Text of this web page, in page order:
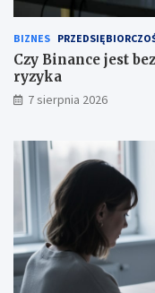
BIZNES
Czy Binance jest
ryzyka
7 sierpnia 2026